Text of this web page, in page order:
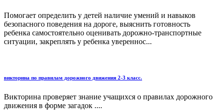
Помогает определить у детей наличие умений и навыков
безопасного поведения на дороге, выяснить готовность
ребенка самостоятельно оценивать дорожно-транспортные
ситуации, закреплять у ребенка увереннос...
викторина по правилам дорожного движения 2-3 класс.
Викторина проверяет знание учащихся о правилах дорожного
движения в форме загадок ....